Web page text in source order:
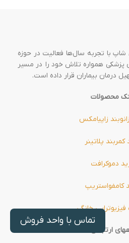
شاپ با تجربه سال‌ها فعالیت در حوزه
پزشکی همواره تلاش خود را در مسیر
بیماران قرار داده است.
محصولات
زاپیامکس
کمربند پلاتینر
دموکرافت
کامفواستریپ
خانگی
ارتباطی
تماس با واحد فروش